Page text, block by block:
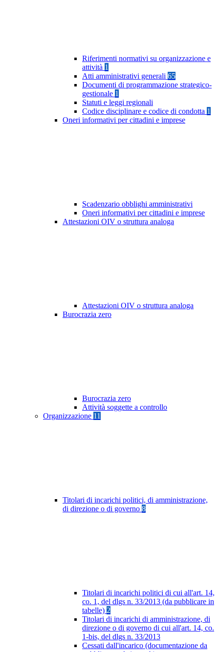
Riferimenti normativi su organizzazione e
attività 1
Atti amministrativi generali 65
Documenti di programmazione strategico-
gestionale 1
Statuti e leggi regionali
Codice disciplinare e codice di condotta 1
Oneri informativi per cittadini e imprese
Scadenzario obblighi amministrativi
Oneri informativi per cittadini e imprese
Attestazioni OIV o struttura analoga
Attestazioni OIV o struttura analoga
Burocrazia zero
Burocrazia zero
Attività soggette a controllo
Organizzazione 11
Titolari di incarichi politici, di amministrazione,
di direzione o di governo 8
Titolari di incarichi politici di cui all'art. 14,
co. 1, del dlgs n. 33/2013 (da pubblicare in
tabelle) 2
Titolari di incarichi di amministrazione, di
direzione o di governo di cui all'art. 14, co.
1-bis, del dlgs n. 33/2013
Cessati dall'incarico (documentazione da